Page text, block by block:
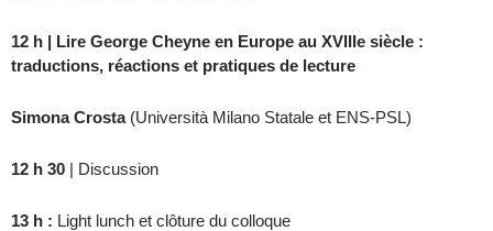
12 h | Lire George Cheyne en Europe au XVIIIe siècle :
traductions, réactions et pratiques de lecture
Simona Crosta(Università Milano Statale et ENS-PSL)
12 h 30 | Discussion
13 h : Light lunch et clôture du colloque